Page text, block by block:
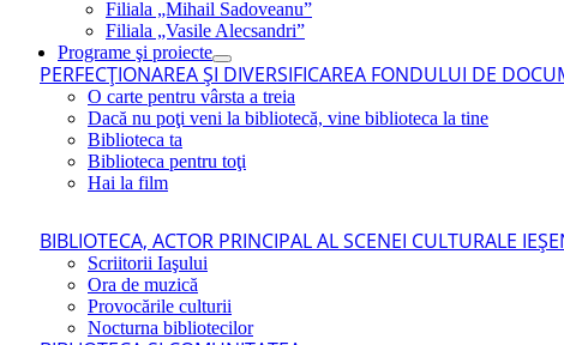
Filiala „Mihail Sadoveanu”
Filiala „Vasile Alecsandri”
Programe şi proiecte
PERFECŢIONAREA ŞI DIVERSIFICAREA FONDULUI DE
O carte pentru vârsta a treia
Dacă nu poţi veni la bibliotecă, vine biblioteca la tine
Biblioteca ta
Biblioteca pentru toţi
Hai la film
BIBLIOTECA, ACTOR PRINCIPAL AL SCENEI CULTURALE
Scriitorii Iaşului
Ora de muzică
Provocările culturii
Nocturna bibliotecilor